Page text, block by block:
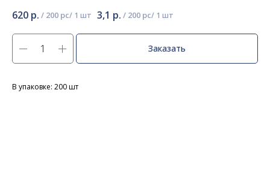
620 р. / 200 pc 3,1 р. / 200 pc
Заказать
В упаковке: 200 шт